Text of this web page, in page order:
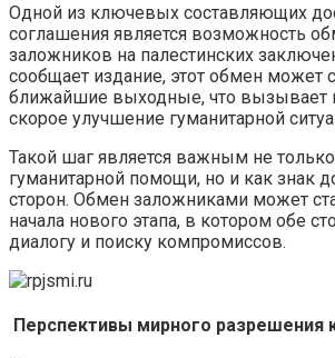
Одной из ключевых составляющих
соглашения является возможность
заложников на палестинских
сообщает издание, этот обмен может
ближайшие выходные, что вызывает
скорое улучшение гуманитарной
Такой шаг является важным не
гуманитарной помощи, но и как знак
сторон. Обмен заложниками может
начала нового этапа, в котором обе
диалогу и поиску компромиссов.
Перспективы мирного разрешения